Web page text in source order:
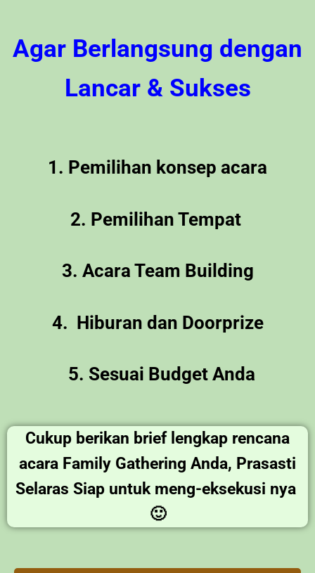
Agar Berlangsung dengan
Lancar & Sukses
1. Pemilihan konsep acara
2. Pemilihan Tempat
3. Acara Team Building
4. Hiburan dan Doorprize
5. Sesuai Budget Anda
Cukup berikan brief lengkap rencana
acara Family Gathering Anda, Prasasti
Selaras Siap untuk meng-eksekusi nya
🙂